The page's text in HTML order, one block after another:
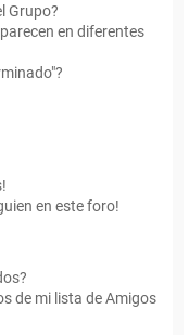
Grupo?
en diferentes
en este foro!
de mi lista de Amigos